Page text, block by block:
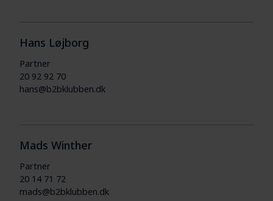
Hans Løjborg
Partner
20 92 92 70
hans@b2bklubben.dk
Mads Winther
Partner
20 14 71 72
mads@b2bklubben.dk